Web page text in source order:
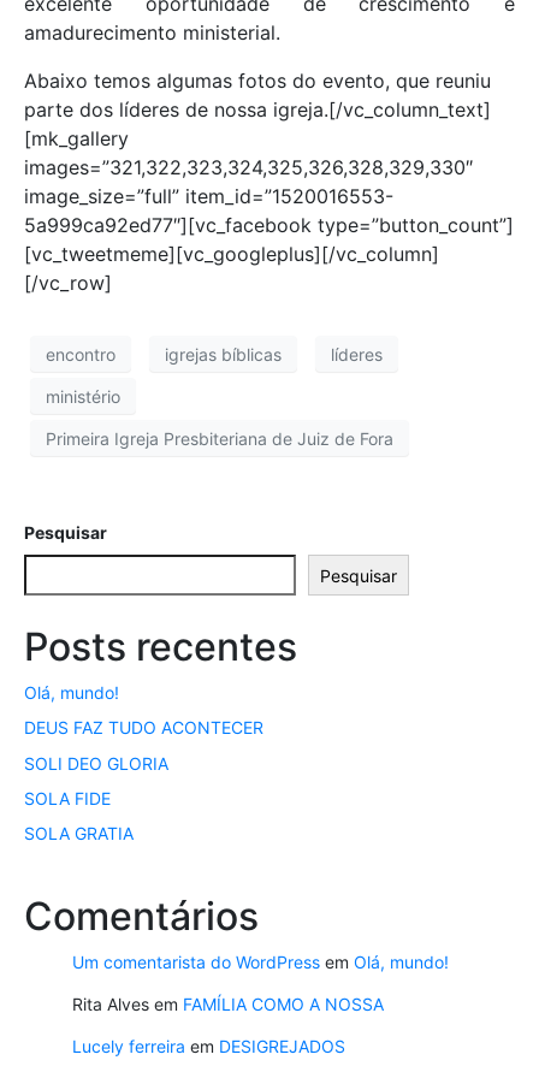
amadurecimento ministerial.
Abaixo temos algumas fotos do evento, que reuniu
parte dos líderes de nossa igreja.[/vc_column_text]
[mk_gallery
images=”321,322,323,324,325,326,328,329,330″
image_size=”full” item_id=”1520016553-
5a999ca92ed77″][vc_facebook type=”button_count”]
[vc_tweetmeme][vc_googleplus][/vc_column]
[/vc_row]
encontro igrejas bíblicas líderes
ministério
Primeira Igreja Presbiteriana de Juiz de Fora
Pesquisar
Pesquisar
Posts recentes
Olá, mundo!
DEUS FAZ TUDO ACONTECER
SOLI DEO GLORIA
SOLA FIDE
SOLA GRATIA
Comentários
Um comentarista do WordPress em Olá, mundo!
Rita Alves em FAMÍLIA COMO A NOSSA
Lucely ferreira em DESIGREJADOS